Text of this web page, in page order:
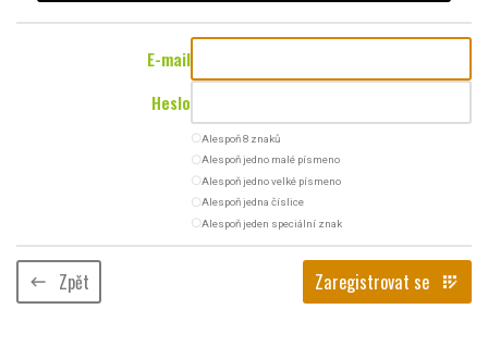
E-mail
Heslo
radio_button_uncheckedAlespoň 8 znaků
radio_button_uncheckedAlespoň jedno malé písmeno
radio_button_uncheckedAlespoň jedno velké písmeno
radio_button_uncheckedAlespoň jedna číslice
radio_button_uncheckedAlespoň jeden speciální znak
keyboard_backspace Zpět Zaregistrovat se app_registration